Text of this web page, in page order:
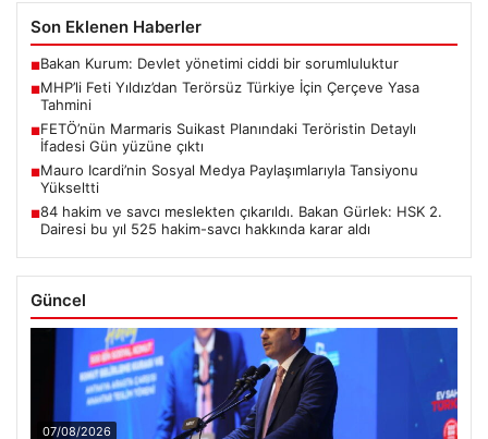
Son Eklenen Haberler
■Bakan Kurum: Devlet yönetimi ciddi bir sorumluluktur
■MHP’li Feti Yıldız’dan Terörsüz Türkiye İçin Çerçeve Yasa
Tahmini
■FETÖ’nün Marmaris Suikast Planındaki Teröristin Detaylı
İfadesi Gün yüzüne çıktı
■Mauro Icardi’nin Sosyal Medya Paylaşımlarıyla Tansiyonu
Yükseltti
■84 hakim ve savcı meslekten çıkarıldı. Bakan Gürlek: HSK 2.
Dairesi bu yıl 525 hakim-savcı hakkında karar aldı
Güncel
07/08/2026